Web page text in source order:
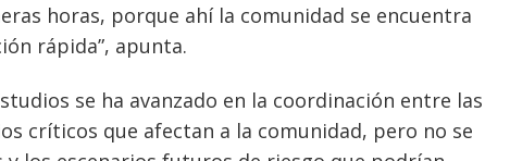
horas, porque ahí la comunidad se encuentra
rápida”, apunta.
se ha avanzado en la coordinación entre las
críticos que afectan a la comunidad, pero no se